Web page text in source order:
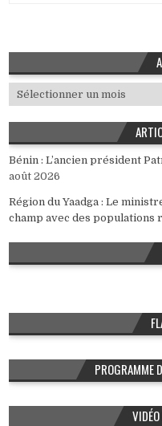
Archives
Bénin : L’ancien président
août 2026
Région du Yaadga : Le
champ avec des populations
PROGRAMME